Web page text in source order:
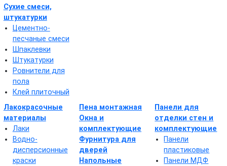
Сухие смеси,
штукатурки
Цементно-
песчаные смеси
Шпаклевки
Штукатурки
Ровнители для
пола
Клей плиточный
Лакокрасочные
материалы
Лаки
Водно-
дисперсионные
краски
Пена монтажная
Окна и
комплектующие
Фурнитура для
дверей
Напольные
Панели для
отделки стен и
комплектующие
Панели
пластиковые
Панели МДФ